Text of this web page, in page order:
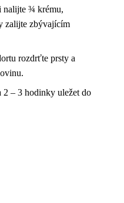
nalijte ¾ krému,
zalijte zbývajícím
rozdrťte prsty a
2 – 3 hodinky uležet do